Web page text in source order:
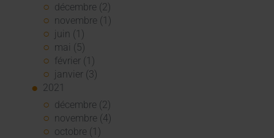
décembre (2)
novembre (1)
juin (1)
mai (5)
février (1)
janvier (3)
2021
décembre (2)
novembre (4)
octobre (1)